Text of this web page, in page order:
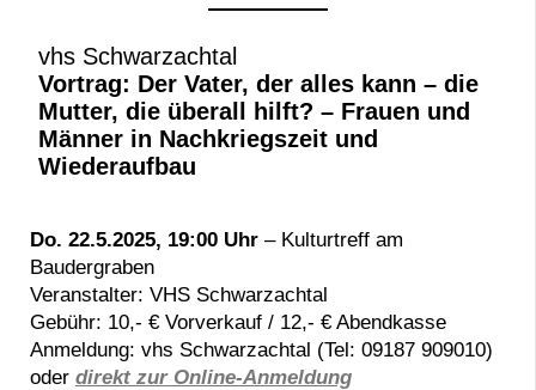
vhs Schwarzachtal
Vortrag: Der Vater, der alles kann – die
Mutter, die überall hilft? – Frauen und
Männer in Nachkriegszeit und
Wiederaufbau
Do. 22.5.2025, 19:00 Uhr – Kulturtreff am
Baudergraben
Veranstalter: VHS Schwarzachtal
Gebühr: 10,- € Vorverkauf / 12,- € Abendkasse
Anmeldung: vhs Schwarzachtal (Tel: 09187 909010)
oder direkt zur Online-Anmeldung